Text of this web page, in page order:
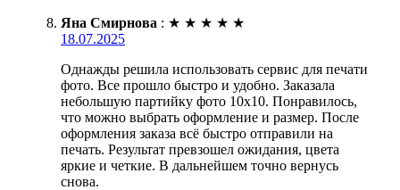
Яна Смирнова : ★ ★ ★ ★ ★
18.07.2025
Однажды решила использовать сервис для печати
фото. Все прошло быстро и удобно. Заказала
небольшую партийку фото 10х10. Понравилось,
что можно выбрать оформление и размер. После
оформления заказа всё быстро отправили на
печать. Результат превзошел ожидания, цвета
яркие и четкие. В дальнейшем точно вернусь
снова.